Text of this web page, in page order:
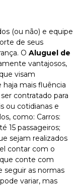
(ou não) e equipe
de seus
OAluguel de
vantajosos,
visam
mais fluência
contratado para
ou cotidianas e
como: Carros:
15 passageiros;
sejam realizados
contar com o
conte com
seguir as normas
variar, mas